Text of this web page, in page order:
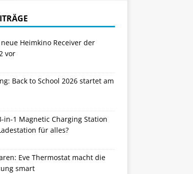
Heimkino Receiver der
vor
Back to School 2026 startet am
in-1 Magnetic Charging Station
für alles?
Eve Thermostat macht die
smart